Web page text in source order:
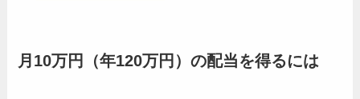
月10万円（年120万円）の配当を得るには